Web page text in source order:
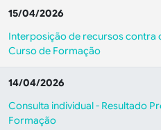
15/04/2026
Interposição de recursos contra
Curso de Formação
14/04/2026
Consulta individual - Resultado
Formação